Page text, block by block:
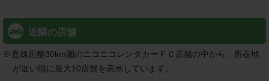
近隣の店舗
※直線距離30km圏のニコニコレンタカーＦＣ店舗の中から、所在地
が近い順に最大10店舗を表示しています。